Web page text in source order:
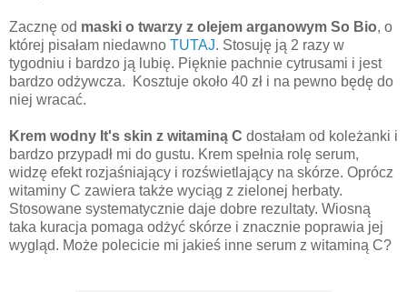
Zacznę od maski o twarzy z olejem arganowym So Bio, o
której pisałam niedawno TUTAJ. Stosuję ją 2 razy w
tygodniu i bardzo ją lubię. Pięknie pachnie cytrusami i jest
bardzo odżywcza. Kosztuje około 40 zł i na pewno będę do
niej wracać.
Krem wodny It's skin z witaminą C dostałam od koleżanki i
bardzo przypadł mi do gustu. Krem spełnia rolę serum,
widzę efekt rozjaśniający i rozświetlający na skórze. Oprócz
witaminy C zawiera także wyciąg z zielonej herbaty.
Stosowane systematycznie daje dobre rezultaty. Wiosną
taka kuracja pomaga odżyć skórze i znacznie poprawia jej
wygląd. Może polecicie mi jakieś inne serum z witaminą C?